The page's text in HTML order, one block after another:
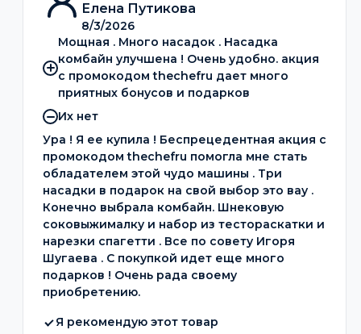
Елена Путикова
8/3/2026
Мощная . Много насадок . Насадка
комбайн улучшена ! Очень удобно. акция
с промокодом thechefru дает много
приятных бонусов и подарков
Их нет
Ура ! Я ее купила ! Беспрецедентная акция с
промокодом thechefru помогла мне стать
обладателем этой чудо машины . Три
насадки в подарок на свой выбор это вау .
Конечно выбрала комбайн. Шнековую
соковыжималку и набор из тестораскатки и
нарезки спагетти . Все по совету Игоря
Шугаева . С покупкой идет еще много
подарков ! Очень рада своему
приобретению.
Я рекомендую этот товар